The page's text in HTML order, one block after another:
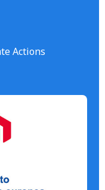
Actions